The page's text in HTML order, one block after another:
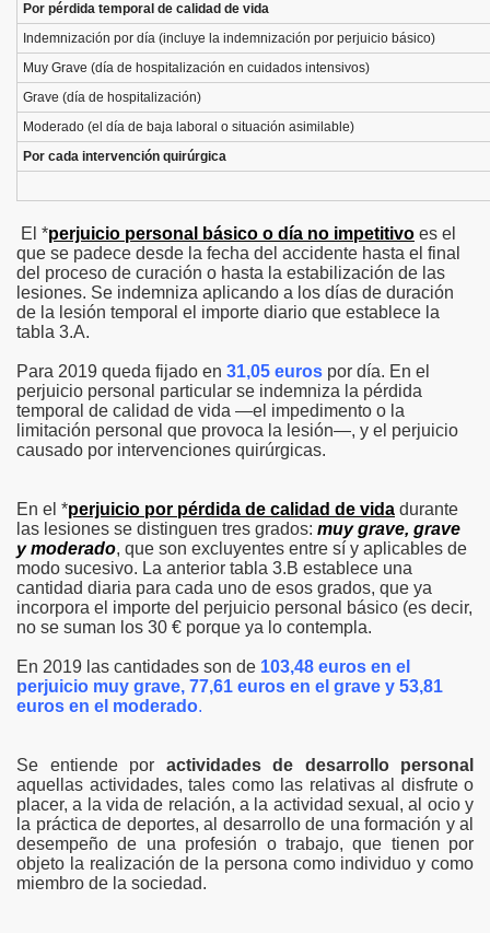
Por pérdida temporal de calidad de vida
Indemnización por día (incluye la indemnización por perjuicio básico)
Muy Grave (día de hospitalización en cuidados intensivos)
Grave (día de hospitalización)
Moderado (el día de baja laboral o situación asimilable)
Por cada intervención quirúrgica
El *perjuicio personal básico o día no impetitivo es el
que se padece desde la fecha del accidente hasta el final
del proceso de curación o hasta la estabilización de las
lesiones. Se indemniza aplicando a los días de duración
de la lesión temporal el importe diario que establece la
tabla 3.A.
Para 2019 queda fijado en 31,05 euros por día. En el
perjuicio personal particular se indemniza la pérdida
temporal de calidad de vida —el impedimento o la
limitación personal que provoca la lesión—, y el perjuicio
causado por intervenciones quirúrgicas.
En el *perjuicio por pérdida de calidad de vida durante
las lesiones se distinguen tres grados: muy grave, grave
y moderado, que son excluyentes entre sí y aplicables de
modo sucesivo. La anterior tabla 3.B establece una
cantidad diaria para cada uno de esos grados, que ya
incorpora el importe del perjuicio personal básico (es decir,
no se suman los 30 € porque ya lo contempla.
En 2019 las cantidades son de 103,48 euros en el
perjuicio muy grave, 77,61 euros en el grave y 53,81
euros en el moderado.
Se entiende por actividades de desarrollo personal
aquellas actividades, tales como las relativas al disfrute o
placer, a la vida de relación, a la actividad sexual, al ocio y
la práctica de deportes, al desarrollo de una formación y al
desempeño de una profesión o trabajo, que tienen por
objeto la realización de la persona como individuo y como
miembro de la sociedad.